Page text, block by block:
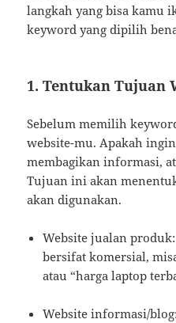
langkah yang bisa kamu
keyword yang dipilih
1. Tentukan Tujuan
Sebelum memilih
website-mu. Apakah
membagikan informasi,
Tujuan ini akan
akan digunakan.
Website jualan
bersifat komersial,
atau “harga laptop
Website informasi/